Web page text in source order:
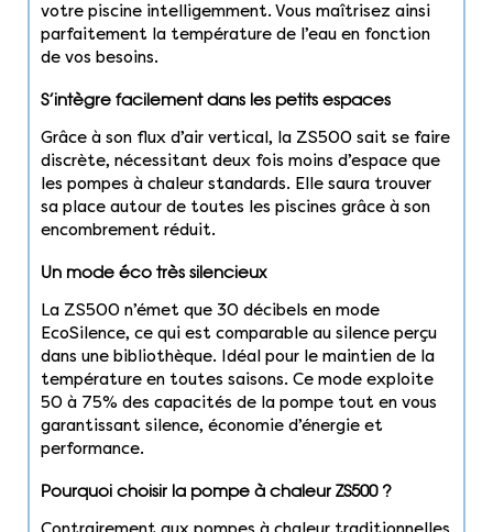
votre piscine intelligemment. Vous maîtrisez ainsi
parfaitement la température de l’eau en fonction
de vos besoins.
S’intègre facilement dans les petits espaces
Grâce à son flux d’air vertical, la ZS500 sait se faire
discrète, nécessitant deux fois moins d’espace que
les pompes à chaleur standards. Elle saura trouver
sa place autour de toutes les piscines grâce à son
encombrement réduit.
Un mode éco très silencieux
La ZS500 n’émet que 30 décibels en mode
EcoSilence, ce qui est comparable au silence perçu
dans une bibliothèque. Idéal pour le maintien de la
température en toutes saisons. Ce mode exploite
50 à 75% des capacités de la pompe tout en vous
garantissant silence, économie d’énergie et
performance.
Pourquoi choisir la pompe à chaleur ZS500 ?